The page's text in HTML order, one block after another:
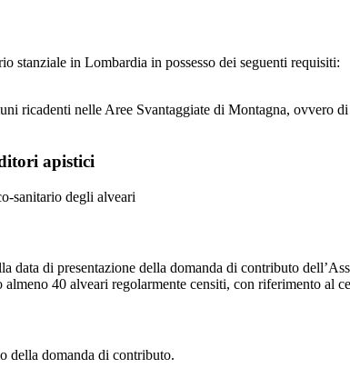
stanziale in Lombardia in possesso dei seguenti requisiti:
ricadenti nelle Aree Svantaggiate di Montagna, ovvero
apistici
sanitario degli alveari
di presentazione della domanda di contributo
40 alveari regolarmente censiti, con riferimento al
della domanda di contributo.